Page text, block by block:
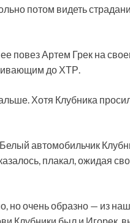
потом видеть
повез Артем Грек на
до ХТР.
Хотя Клубника
автомобильчик
плакал, ожидая
но очень образно — из